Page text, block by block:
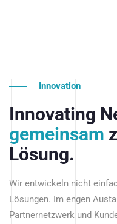
Innovation
Innovating
gemeinsam
Lösung.
Wir entwickeln nicht
Lösungen. Im engen
Partnernetzwerk und